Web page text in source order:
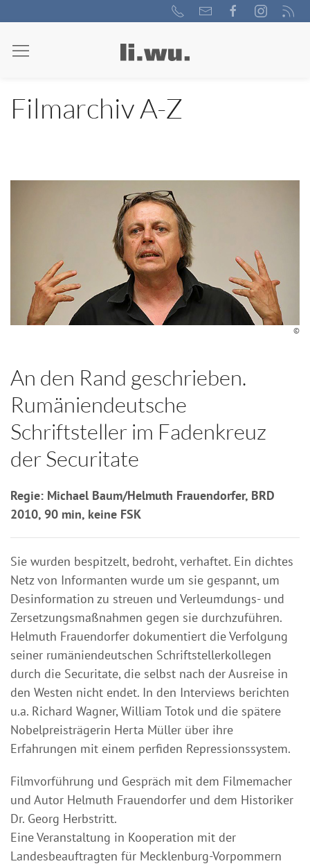
Filmarchiv A-Z
©
An den Rand geschrieben.
Rumäniendeutsche
Schriftsteller im Fadenkreuz
der Securitate
Regie: Michael Baum/Helmuth Frauendorfer, BRD
2010, 90 min, keine FSK
Sie wurden bespitzelt, bedroht, verhaftet. Ein dichtes
Netz von Informanten wurde um sie gespannt, um
Desinformation zu streuen und Verleumdungs- und
Zersetzungsmaßnahmen gegen sie durchzuführen.
Helmuth Frauendorfer dokumentiert die Verfolgung
seiner rumäniendeutschen Schriftstellerkollegen
durch die Securitate, die selbst nach der Ausreise in
den Westen nicht endet. In den Interviews berichten
u.a. Richard Wagner, William Totok und die spätere
Nobelpreisträgerin Herta Müller über ihre
Erfahrungen mit einem perfiden Repressionssystem.
Filmvorführung und Gespräch mit dem Filmemacher
und Autor Helmuth Frauendorfer und dem Historiker
Dr. Georg Herbstritt.
Eine Veranstaltung in Kooperation mit der
Landesbeauftragten für Mecklenburg-Vorpommern